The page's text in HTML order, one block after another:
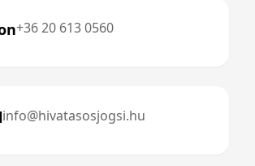
+36 20 613 0560
info@hivatasosjogsi.hu